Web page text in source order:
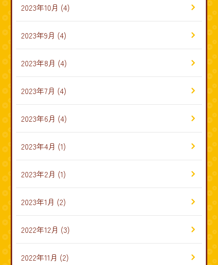
2023年10月 (4)
2023年9月 (4)
2023年8月 (4)
2023年7月 (4)
2023年6月 (4)
2023年4月 (1)
2023年2月 (1)
2023年1月 (2)
2022年12月 (3)
2022年11月 (2)